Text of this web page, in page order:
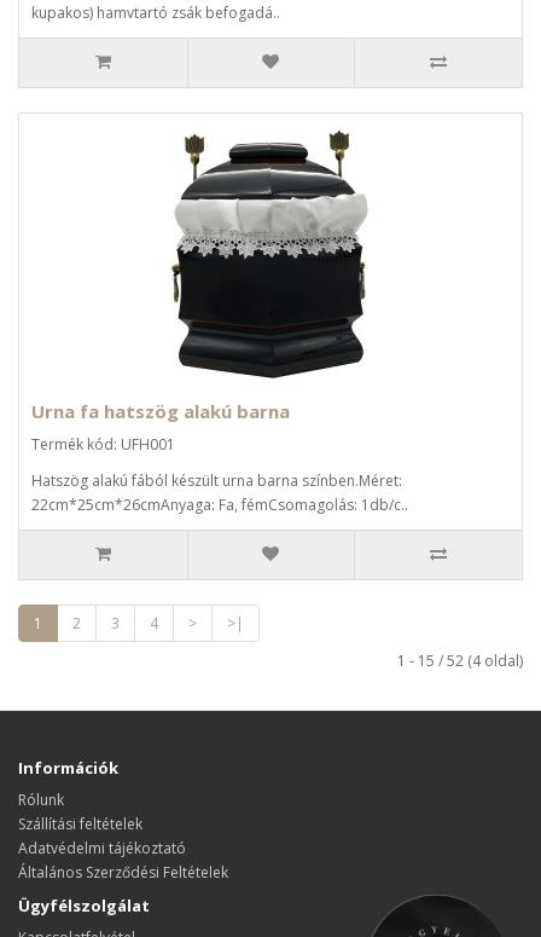
kupakos) hamvtartó zsák befogadá..
Urna fa hatszög alakú barna
Termék kód: UFH001
Hatszög alakú fából készült urna barna színben.Méret:
22cm*25cm*26cmAnyaga: Fa, fémCsomagolás: 1db/c..
1 2 3 4 >
>|
1 - 15 / 52 (4 oldal)
Információk
Rólunk
Szállítási feltételek
Adatvédelmi tájékoztató
Általános Szerződési Feltételek
Ügyfélszolgálat